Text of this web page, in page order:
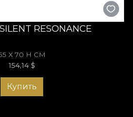
RESONANCE
X 70 H СМ
154,14 $
Купить